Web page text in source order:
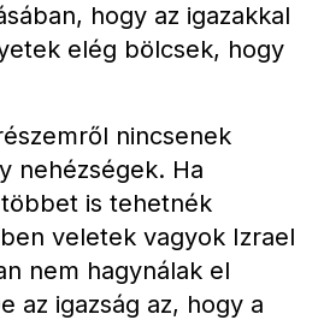
hogy az igazakkal
elég bölcsek, hogy
nincsenek
nehézségek. Ha
is tehetnék
veletek vagyok Izrael
nem hagynálak el
az igazság az, hogy a